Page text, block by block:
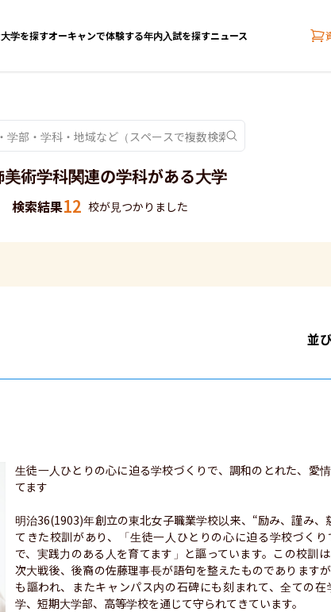
学を探すオーキャンで体験する年内入試を探すニュース
美術学科関連の学科がある大学
検索結果12 校が見つかりました
並
生徒一人ひとりの心に迫る学校づくりで、調和のとれた、愛
てます
明治36(1903)年創立の東北女子職業学校以来、“励み、謹み、
てきた校訓があり、「生徒一人ひとりの心に迫る学校づく
で、実践力のある人を育てます」と謳っています。この校訓
次大戦後、後裔の佐藤理事長が語句を整えたものであります
も謳われ、またキャンパス内の石碑にも刻まれて、全ての
学、短期大学部、高等学校を通じて守られてきています。